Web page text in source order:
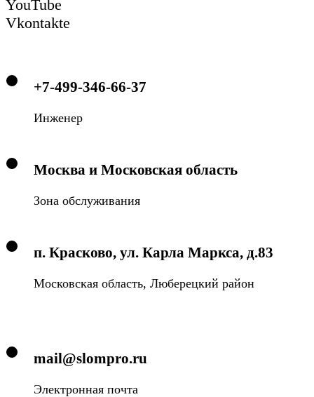
YouTube
Vkontakte
+7-499-346-66-37
Инженер
Москва и Московская область
Зона обслуживания
п. Красково, ул. Карла Маркса, д.83
Московская область, Люберецкий район
mail@slompro.ru
Электронная почта